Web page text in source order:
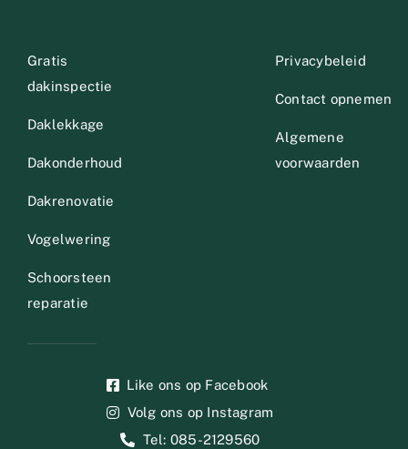
Gratis
dakinspectie
Daklekkage
Dakonderhoud
Dakrenovatie
Vogelwering
Schoorsteen
reparatie
Privacybeleid
Contact opnemen
Algemene
voorwaarden
Like ons op Facebook
Volg ons op Instagram
Tel: 085-2129560